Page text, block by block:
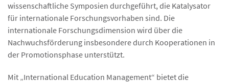
wissenschaftliche Symposien durchgeführt, die Katalysator
für internationale Forschungsvorhaben sind. Die
internationale Forschungsdimension wird über die
Nachwuchsförderung insbesondere durch Kooperationen in
der Promotionsphase unterstützt.
Mit „International Education Management“ bietet die